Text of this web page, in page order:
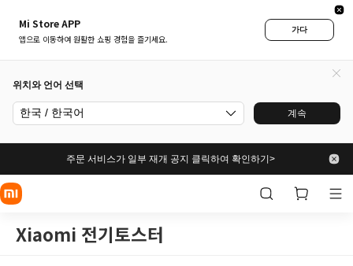
Mi Store APP
앱으로 이동하여 원활한 쇼핑 경험을 즐기세요.
가다
위치와 언어 선택
한국 / 한국어 계속
주문 서비스가 일부 재개 공지 클릭하여 확인하기>
Xiaomi 전기토스터